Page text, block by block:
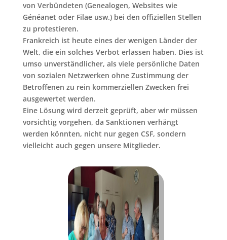
von Verbündeten (Genealogen, Websites wie
Généanet oder Filae usw.) bei den offiziellen Stellen
zu protestieren.
Frankreich ist heute eines der wenigen Länder der
Welt, die ein solches Verbot erlassen haben. Dies ist
umso unverständlicher, als viele persönliche Daten
von sozialen Netzwerken ohne Zustimmung der
Betroffenen zu rein kommerziellen Zwecken frei
ausgewertet werden.
Eine Lösung wird derzeit geprüft, aber wir müssen
vorsichtig vorgehen, da Sanktionen verhängt
werden könnten, nicht nur gegen CSF, sondern
vielleicht auch gegen unsere Mitglieder.